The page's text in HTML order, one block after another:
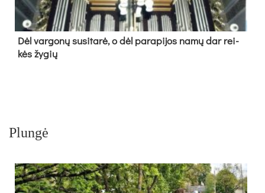
Dėl var­go­nų su­si­ta­rė, o dėl pa­ra­pi­jos na­mų dar rei­
kės žy­gių
Plungė